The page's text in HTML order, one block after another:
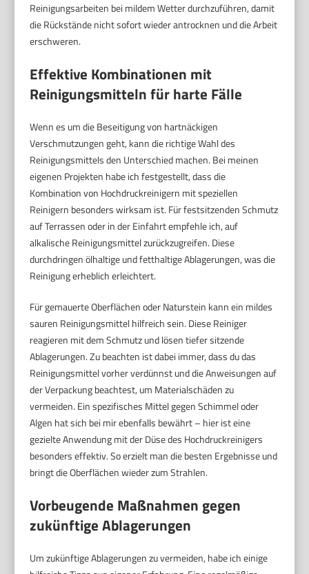
Reinigungsarbeiten bei mildem Wetter durchzuführen, damit
die Rückstände nicht sofort wieder antrocknen und die Arbeit
erschweren.
Effektive Kombinationen mit
Reinigungsmitteln für harte Fälle
Wenn es um die Beseitigung von hartnäckigen
Verschmutzungen geht, kann die richtige Wahl des
Reinigungsmittels den Unterschied machen. Bei meinen
eigenen Projekten habe ich festgestellt, dass die
Kombination von Hochdruckreinigern mit speziellen
Reinigern besonders wirksam ist. Für festsitzenden Schmutz
auf Terrassen oder in der Einfahrt empfehle ich, auf
alkalische Reinigungsmittel zurückzugreifen. Diese
durchdringen ölhaltige und fetthaltige Ablagerungen, was die
Reinigung erheblich erleichtert.
Für gemauerte Oberflächen oder Naturstein kann ein mildes
sauren Reinigungsmittel hilfreich sein. Diese Reiniger
reagieren mit dem Schmutz und lösen tiefer sitzende
Ablagerungen. Zu beachten ist dabei immer, dass du das
Reinigungsmittel vorher verdünnst und die Anweisungen auf
der Verpackung beachtest, um Materialschäden zu
vermeiden. Ein spezifisches Mittel gegen Schimmel oder
Algen hat sich bei mir ebenfalls bewährt – hier ist eine
gezielte Anwendung mit der Düse des Hochdruckreinigers
besonders effektiv. So erzielt man die besten Ergebnisse und
bringt die Oberflächen wieder zum Strahlen.
Vorbeugende Maßnahmen gegen
zukünftige Ablagerungen
Um zukünftige Ablagerungen zu vermeiden, habe ich einige